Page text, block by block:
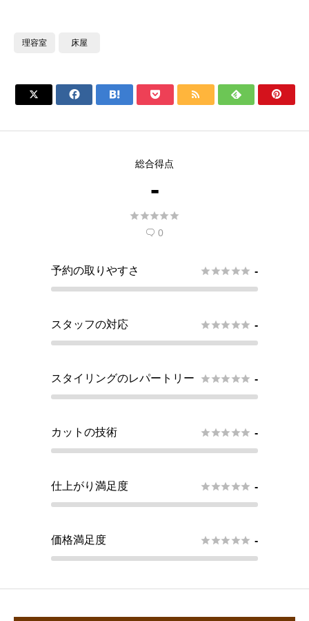
理容室 床屋
      
総合得点
-

 0
予約の取りやすさ  -
スタッフの対応  -
スタイリングのレパートリー  -
カットの技術  -
仕上がり満足度  -
価格満足度  -